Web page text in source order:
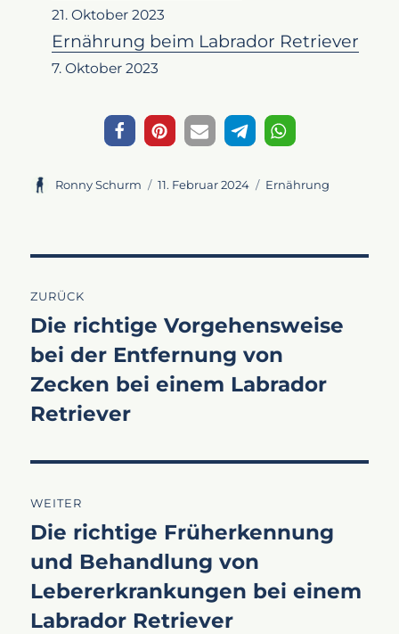
21. Oktober 2023
Ernährung beim Labrador Retriever
7. Oktober 2023
Autor
Ronny Schurm
Veröffentlicht
11. Februar 2024 Kategorien
Ernährung
ZURÜCK
Vorheriger
Beitrag:
Die richtige Vorgehensweise
bei der Entfernung von
Zecken bei einem Labrador
Retriever
WEITER
Nächster
Beitrag:
Die richtige Früherkennung
und Behandlung von
Lebererkrankungen bei einem
Labrador Retriever